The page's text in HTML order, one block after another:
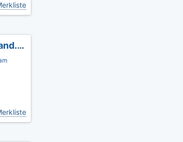
Ferienwohnung Seeschwalbe - www.schoenbergerstrand.com